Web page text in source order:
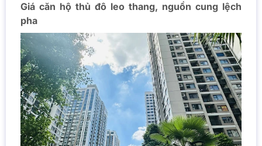
Giá căn hộ thủ đô leo thang, nguồn cung lệch
pha